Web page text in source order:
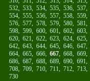
532, 533, 534, 535, 536, 537,
554, 555, 556, 557, 558, 559,
576, 577, 578, 579, 580, 581,
598, 599, 600, 601, 602, 603,
620, 621, 622, 623, 624, 625,
642, 643, 644, 645, 646, 647,
664, 665, 666, 667, 668, 669,
686, 687, 688, 689, 690, 691,
708, 709, 710, 711, 712, 713,
730